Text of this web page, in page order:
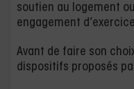
soutien au logement
engagement
Avant de faire son
dispositifs proposés